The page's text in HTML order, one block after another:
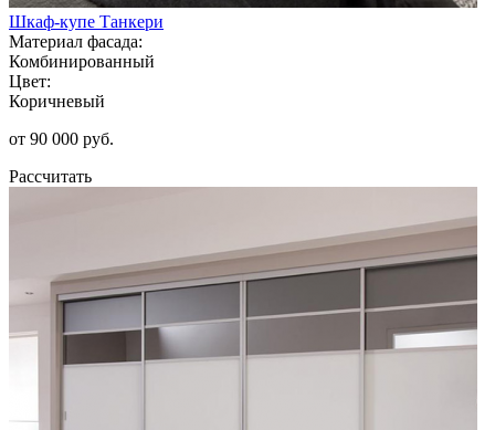
Шкаф-купе Танкери
Материал фасада:
Комбинированный
Цвет:
Коричневый
от 90 000 руб.
Рассчитать